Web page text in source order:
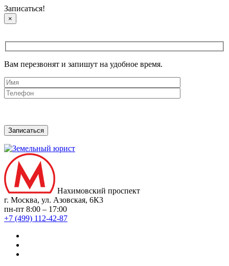
Записаться!
×
Вам перезвонят и запишут на удобное время.
Нахимовский проспект
г. Москва, ул. Азовская, 6К3
пн-пт 8:00 – 17:00
+7 (499) 112-42-87